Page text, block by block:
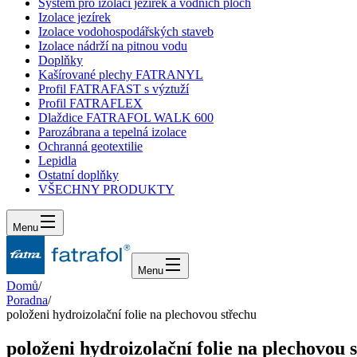
Systém pro izolaci jezírek a vodních ploch
Izolace jezírek
Izolace vodohospodářských staveb
Izolace nádrží na pitnou vodu
Doplňky
Kašírované plechy FATRANYL
Profil FATRAFAST s výztuží
Profil FATRAFLEX
Dlaždice FATRAFOL WALK 600
Parozábrana a tepelná izolace
Ochranná geotextilie
Lepidla
Ostatní doplňky
VŠECHNY PRODUKTY
Menu
Menu
Domů/
Poradna/
položeni hydroizolační folie na plechovou střechu
položeni hydroizolační folie na plechovou